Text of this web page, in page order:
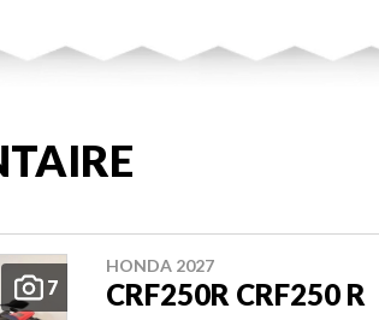
7
HONDA 2027
CRF250R CRF250 R